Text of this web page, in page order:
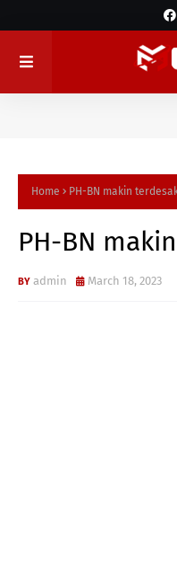
Home PH-BN makin
PH-BN
admin March 18, 2023